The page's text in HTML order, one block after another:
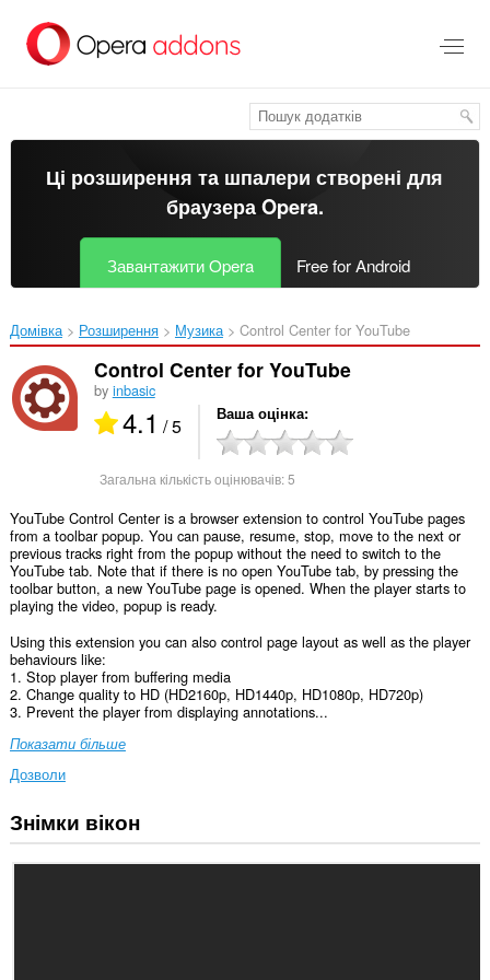
основного
Ці розширення та шпалери створені для
браузера Opera.
Завантажити Opera Free for Android
Домівка Розширення Музика Control Center for YouTube‎
Control Center for YouTube
by inbasic
4.1 / 5 Ваша оцінка
Загальна кількість оцінювачів:5
YouTube Control Center is a browser extension to control YouTube pages
from a toolbar popup. You can pause, resume, stop, move to the next or
previous tracks right from the popup without the need to switch to the
YouTube tab. Note that if there is no open YouTube tab, by pressing the
toolbar button, a new YouTube page is opened. When the player starts to
playing the video, popup is ready.
Using this extension you can also control page layout as well as the player
behaviours like:
1. Stop player from buffering media
2. Change quality to HD (HD2160p, HD1440p, HD1080p, HD720p)
3. Prevent the player from displaying annotations...
Показати більше
Дозволи
Це
розширення
Знімки вікон